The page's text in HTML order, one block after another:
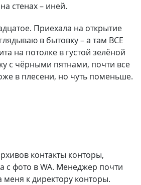
стенах – иней.
Приехала на открытие
в бытовку – а там ВСЕ
на потолке в густой зелёной
с чёрными пятнами, почти все
в плесени, но чуть поменьше.
контакты конторы,
с фото в WA. Менеджер почти
меня к директору конторы.